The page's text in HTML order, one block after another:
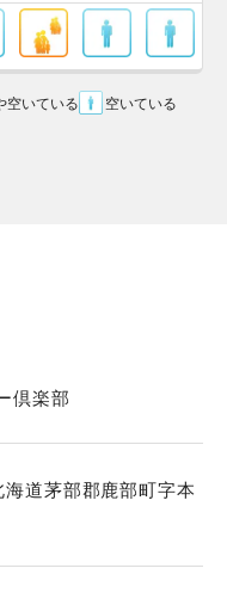
空いている
空いている
倶楽部
道茅部郡鹿部町字本